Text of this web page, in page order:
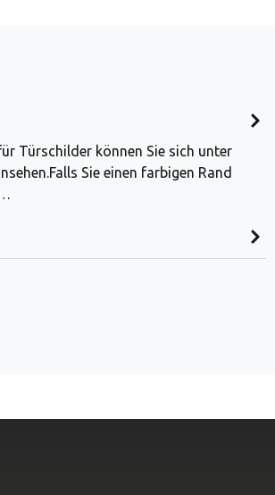
Türschilder können Sie sich unter
Sie einen farbigen Rand